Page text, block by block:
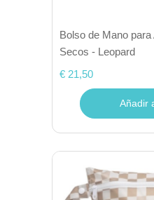
Bolso de Mano
Secos - Leopard
€ 21,50
Añadir